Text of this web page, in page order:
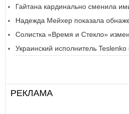
Гайтана кардинально сменила
Надежда Мейхер показала
Солистка «Время и Стекло»
Украинский исполнитель
РЕКЛАМА